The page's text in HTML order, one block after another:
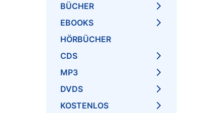
BÜCHER
EBOOKS
HÖRBÜCHER
CDS
MP3
DVDS
KOSTENLOS